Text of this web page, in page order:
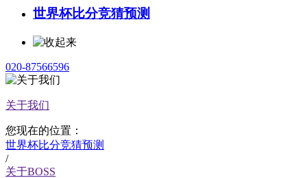
世界杯比分竞猜预测
020-87566596
关于我们
您现在的位置：
世界杯比分竞猜预测
/
关于BOSS